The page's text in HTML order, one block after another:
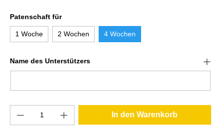
Patenschaft für
1 Woche 2 Wochen 4 Wochen
Name des Unterstützers
In den Warenkorb